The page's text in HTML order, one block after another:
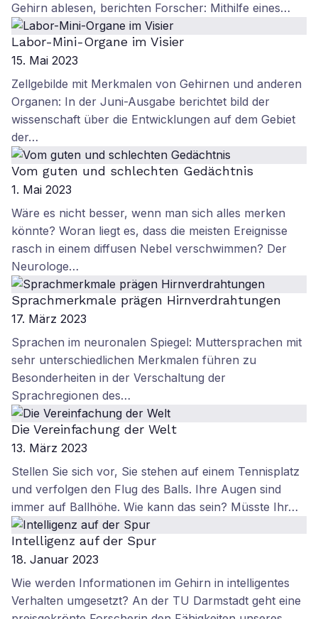
Gehirn ablesen, berichten Forscher: Mithilfe eines…
Labor-Mini-Organe im Visier
15. Mai 2023
Zellgebilde mit Merkmalen von Gehirnen und anderen
Organen: In der Juni-Ausgabe berichtet bild der
wissenschaft über die Entwicklungen auf dem Gebiet
der…
Vom guten und schlechten Gedächtnis
1. Mai 2023
Wäre es nicht besser, wenn man sich alles merken
könnte? Woran liegt es, dass die meisten Ereignisse
rasch in einem diffusen Nebel verschwimmen? Der
Neurologe…
Sprachmerkmale prägen Hirnverdrahtungen
17. März 2023
Sprachen im neuronalen Spiegel: Muttersprachen mit
sehr unterschiedlichen Merkmalen führen zu
Besonderheiten in der Verschaltung der
Sprachregionen des…
Die Vereinfachung der Welt
13. März 2023
Stellen Sie sich vor, Sie stehen auf einem Tennisplatz
und verfolgen den Flug des Balls. Ihre Augen sind
immer auf Ballhöhe. Wie kann das sein? Müsste Ihr…
Intelligenz auf der Spur
18. Januar 2023
Wie werden Informationen im Gehirn in intelligentes
Verhalten umgesetzt? An der TU Darmstadt geht eine